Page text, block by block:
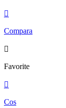

Compara

Favorite

Cos